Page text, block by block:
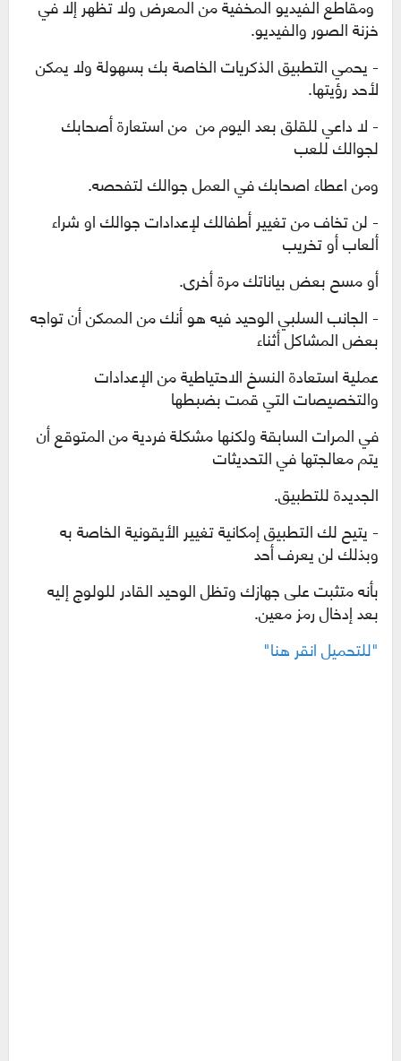
خزنة الصور والفيديو.
- يحمي التطبيق الذكريات الخاصة بك بسهولة ولا يمكن
لأحد رؤيتها.
- لا داعي للقلق بعد اليوم من من استعارة أصحابك
لجوالك للعب
ومن اعطاء اصحابك في العمل جوالك لتفحصه.
- لن تخاف من تغيير أطفالك لإعدادات جوالك او شراء
ألعاب أو تخريب
أو مسح بعض بياناتك مرة أخرى.
- الجانب السلبي الوحيد فيه هو أنك من الممكن أن تواجه
بعض المشاكل أثناء
عملية استعادة النسخ الاحتياطية من الإعدادات
والتخصيصات التي قمت بضبطها
في المرات السابقة ولكنها مشكلة فردية من المتوقع أن
يتم معالجتها في التحديثات
الجديدة للتطبيق.
- يتيح لك التطبيق إمكانية تغيير الأيقونية الخاصة به
وبذلك لن يعرف أحد
بأنه متثبت على جهازك وتظل الوحيد القادر للولوج إليه
بعد إدخال رمز معين.
"للتحميل انقر هنا"